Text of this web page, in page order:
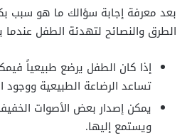
بعد معرفة إجابة سؤالك ما هو سبب
الطرق والنصائح لتهدئة الطفل عندما
إذا كان الطفل يرضع طبيعياً
تساعد الرضاعة الطبيعية
يمكن إصدار بعض الأصوات
ويستمع إليها.